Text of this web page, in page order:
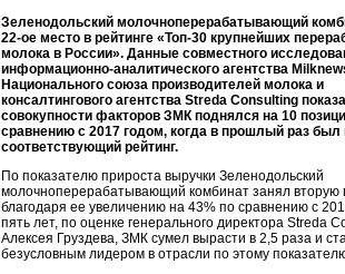
Зеленодольский молочноперерабатывающий
22-ое место в рейтинге «Топ-30 крупнейших
молока в России». Данные совместного
информационно-аналитического агентства
Национального союза производителей молока и
консалтингового агентства Streda Consulting
совокупности факторов ЗМК поднялся на 10
сравнению с 2017 годом, когда в прошлый раз был
соответствующий рейтинг.
По показателю прироста выручки Зеленодольский
молочноперерабатывающий комбинат занял вторую
благодаря ее увеличению на 43% по сравнению с
пять лет, по оценке генерального директора Streda
Алексея Груздева, ЗМК сумел вырасти в 2,5 раза и
безусловным лидером в отрасли по этому